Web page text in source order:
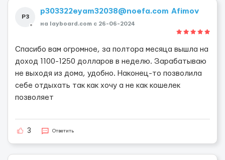
P3
p303322eyam32038@noefa.com Afimov
10
на layboard.com c 26-06-2024
Спасибо вам огромное, за полтора месяца вышла на
доход 1100-1250 долларов в неделю. Зарабатываю
не выходя из дома, удобно. Наконец-то позволила
себе отдыхать так как хочу а не как кошелек
позволяет
3 Ответить